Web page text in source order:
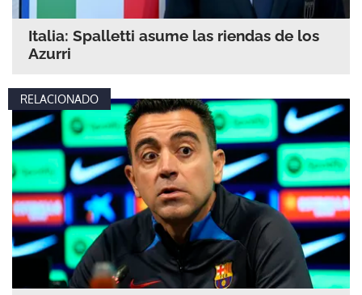
Italia: Spalletti asume las riendas de los
Azurri
RELACIONADO